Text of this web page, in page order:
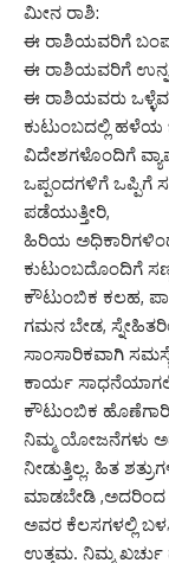
ಮೀನ ರಾಶಿ:
ಈ ರಾಶಿಯವರಿಗೆ
ಈ ರಾಶಿಯವರಿಗೆ
ಈ ರಾಶಿಯವರು
ಕುಟುಂಬದಲ್ಲಿ ಹಳೆಯ
ವಿದೇಶಗಳೊಂದಿಗೆ
ಒಪ್ಪಂದಗಳಿಗೆ ಒಪ್ಪಿಗೆ
ಪಡೆಯುತ್ತೀರಿ,
ಹಿರಿಯ
ಕುಟುಂಬದೊಂದಿಗೆ
ಕೌಟುಂಬಿಕ ಕಲಹ,
ಗಮನ ಬೇಡ,
ಸಾಂಸಾರಿಕವಾಗಿ
ಕಾರ್ಯ
ಕೌಟುಂಬಿಕ
ನಿಮ್ಮ ಯೋಜನೆಗಳು
ನೀಡುತ್ತಿಲ್ಲ. ಹಿತ
ಮಾಡಬೇಡಿ ,ಅದರಿಂದ
ಅವರ ಕೆಲಸಗಳಲ್ಲಿ
ಉತ್ತಮ. ನಿಮ್ಮ ಖರ್ಚು